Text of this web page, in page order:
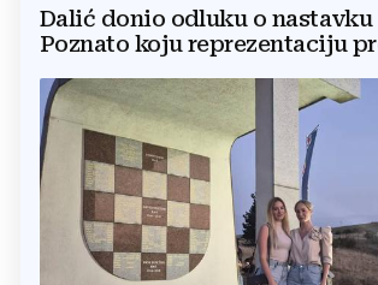
Dalić donio odluku o
Poznato koju reprezentaciju